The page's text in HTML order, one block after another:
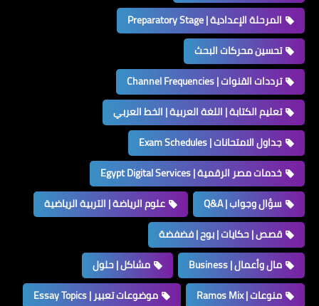
المرحلة الإعدادية | Preparatory Stage
تحسين محركات البحث
ترددات القنوات | Channel Frequencies
تعليم الكتابة | اللغة العربية | الخط العربي
جداول الامتحانات | Exam Schedules
خدمات مصر الرقمية | Egypt Digital Services
سؤال وجواب | Q&A
علوم الرياضة | التربية الرياضية
قصص | حكايات | بوح | فضفضة
مال وأعمال | Business
مشاكل | حلول
منوعات | Ramos Mix
موضوعات تعبير | Essay Topics